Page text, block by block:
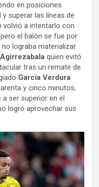
en posiciones
superar las líneas de
volvió a intentarlo con
el balón se fue por
no lograba materializar
Agirrezabala quien evitó
tras un remate de
García Verdura
y cinco minutos,
a ser superior en el
logró aprovechar sus